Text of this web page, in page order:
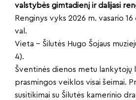
valstybės gimtadienį ir dalijasi
Renginys vyks 2026 m. vasario 16
val.
Vieta – Šilutės Hugo Šojaus
4).
Šventinės dienos metu lankytojų
prasmingos veiklos visai šeimai.
susitikimai su Šilutės kamerinio